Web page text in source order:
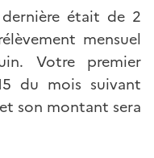
dernière était de 2
mensuel
Votre premier
du mois suivant
son montant sera